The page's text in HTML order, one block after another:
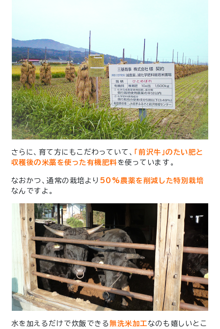
さらに、育て方にもこだわっていて、 「 前沢牛」のたい肥と
収穫後の米藁を使った有機肥料を使っています。
なおかつ、通常の栽培より 50%農薬を削減した特別栽培
なんですよ。
水を加えるだけで炊飯できる無洗米加工なのも嬉しいとこ